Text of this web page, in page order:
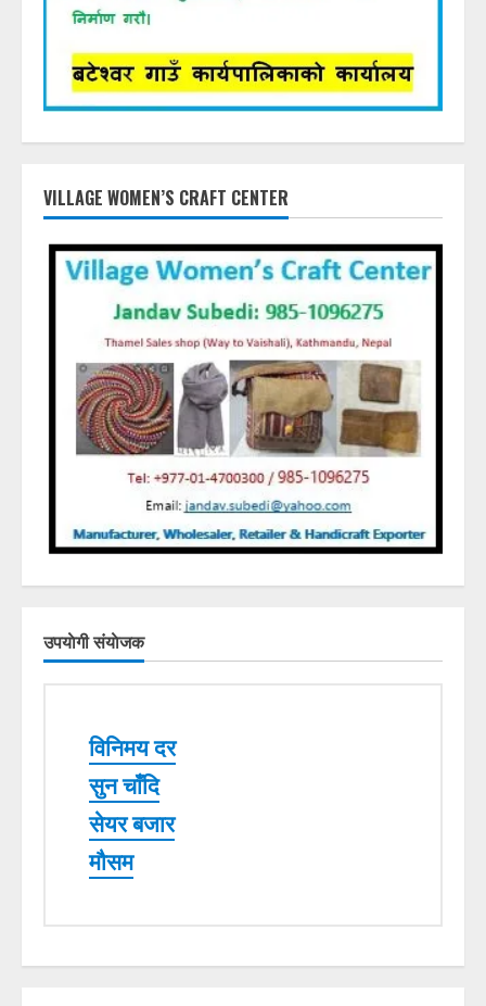
VILLAGE WOMEN’S CRAFT CENTER
उपयाेगी संयाेजक
विनिमय दर
सुन चाँदि
सेयर बजार
मौसम